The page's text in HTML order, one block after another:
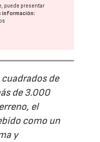
puede presentar
información:
de
de 3.000
el
como un
y